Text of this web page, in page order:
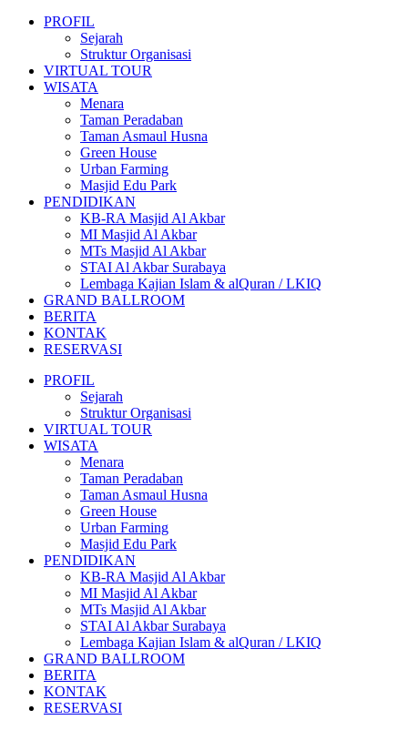
PROFIL
Sejarah
Struktur Organisasi
VIRTUAL TOUR
WISATA
Menara
Taman Peradaban
Taman Asmaul Husna
Green House
Urban Farming
Masjid Edu Park
PENDIDIKAN
KB-RA Masjid Al Akbar
MI Masjid Al Akbar
MTs Masjid Al Akbar
STAI Al Akbar Surabaya
Lembaga Kajian Islam & alQuran / LKIQ
GRAND BALLROOM
BERITA
KONTAK
RESERVASI
PROFIL
Sejarah
Struktur Organisasi
VIRTUAL TOUR
WISATA
Menara
Taman Peradaban
Taman Asmaul Husna
Green House
Urban Farming
Masjid Edu Park
PENDIDIKAN
KB-RA Masjid Al Akbar
MI Masjid Al Akbar
MTs Masjid Al Akbar
STAI Al Akbar Surabaya
Lembaga Kajian Islam & alQuran / LKIQ
GRAND BALLROOM
BERITA
KONTAK
RESERVASI